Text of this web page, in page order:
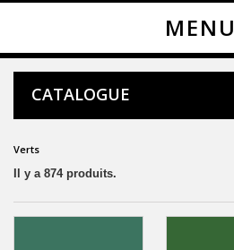
MENU
CATALOGUE
Verts
Il y a 874 produits.